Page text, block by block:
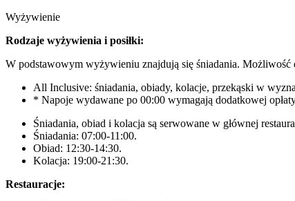
Wyżywienie
Rodzaje wyżywienia i posiłki:
W podstawowym wyżywieniu znajdują się śniadania.
All Inclusive: śniadania, obiady, kolacje, przekąski w
* Napoje wydawane po 00:00 wymagają dodatkowej
Śniadania, obiad i kolacja są serwowane w głównej
Śniadania: 07:00-11:00.
Obiad: 12:30-14:30.
Kolacja: 19:00-21:30.
Restauracje: